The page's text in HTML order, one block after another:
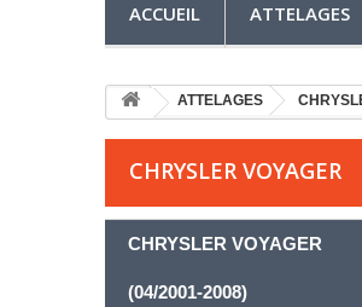
ACCUEIL ATTELAGES
ATTELAGES
CHRYSLER VOYAGER
CHRYSLER VOYAGER
(04/2001-2008)